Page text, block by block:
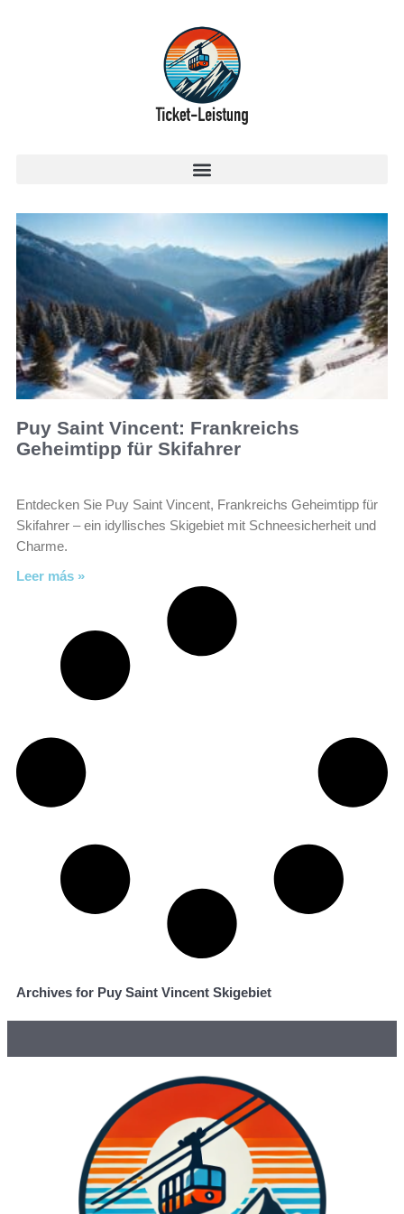
Puy Saint Vincent: Frankreichs
Geheimtipp für Skifahrer
Entdecken Sie Puy Saint Vincent, Frankreichs Geheimtipp für
Skifahrer – ein idyllisches Skigebiet mit Schneesicherheit und
Charme.
Leer más »
Archives for Puy Saint Vincent Skigebiet